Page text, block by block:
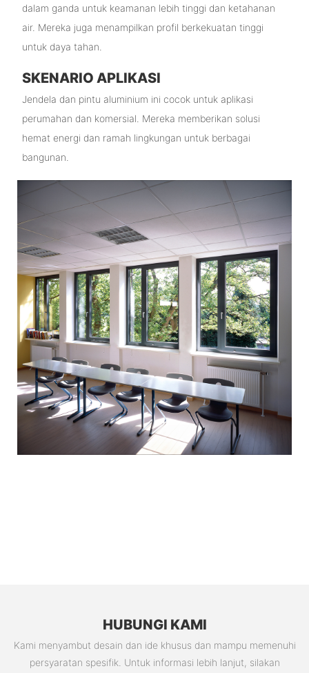
dalam ganda untuk keamanan lebih tinggi dan ketahanan
air. Mereka juga menampilkan profil berkekuatan tinggi
untuk daya tahan.
SKENARIO APLIKASI
Jendela dan pintu aluminium ini cocok untuk aplikasi
perumahan dan komersial. Mereka memberikan solusi
hemat energi dan ramah lingkungan untuk berbagai
bangunan.
HUBUNGI KAMI
Kami menyambut desain dan ide khusus dan mampu memenuhi
persyaratan spesifik. Untuk informasi lebih lanjut, silakan